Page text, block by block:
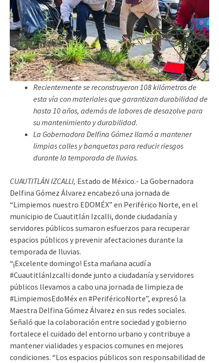
Recientemente se reconstruyeron 108 kilómetros de
esta vía con materiales que garantizan durabilidad de
hasta 10 años, además de labores de desazolve para
su mantenimiento y durabilidad.
La Gobernadora Delfina Gómez llamó a mantener
limpias calles y banquetas para reducir riesgos
durante la temporada de lluvias.
CUAUTITLÁN IZCALLI, Estado de México.- La Gobernadora
Delfina Gómez Álvarez encabezó una jornada de
“Limpiemos nuestro EDOMÉX” en Periférico Norte, en el
municipio de Cuautitlán Izcalli, donde ciudadanía y
servidores públicos sumaron esfuerzos para recuperar
espacios públicos y prevenir afectaciones durante la
temporada de lluvias.
“¡Excelente domingo! Esta mañana acudí a
#CuautitlánIzcalli donde junto a ciudadanía y servidores
públicos llevamos a cabo una jornada de limpieza de
#LimpiemosEdoMéx en #PeriféricoNorte”, expresó la
Maestra Delfina Gómez Álvarez en sus redes sociales.
Señaló que la colaboración entre sociedad y gobierno
fortalece el cuidado del entorno urbano y contribuye a
mantener vialidades y espacios comunes en mejores
condiciones. “Los espacios públicos son responsabilidad de